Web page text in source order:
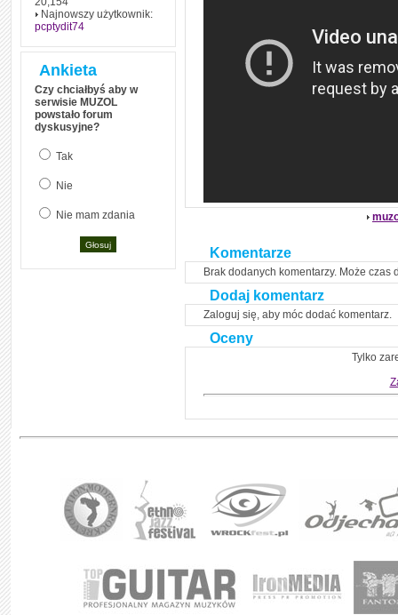
Najnowszy użytkownik:
pcptydit74
Ankieta
Czy chciałbyś aby w
serwisie MUZOL
powstało forum
dyskusyjne?
Tak
Nie
Nie mam zdania
Komentarze
Brak dodanych komentarzy. Może czas
Dodaj komentarz
Zaloguj się, aby móc dodać komentarz.
Oceny
Tylko